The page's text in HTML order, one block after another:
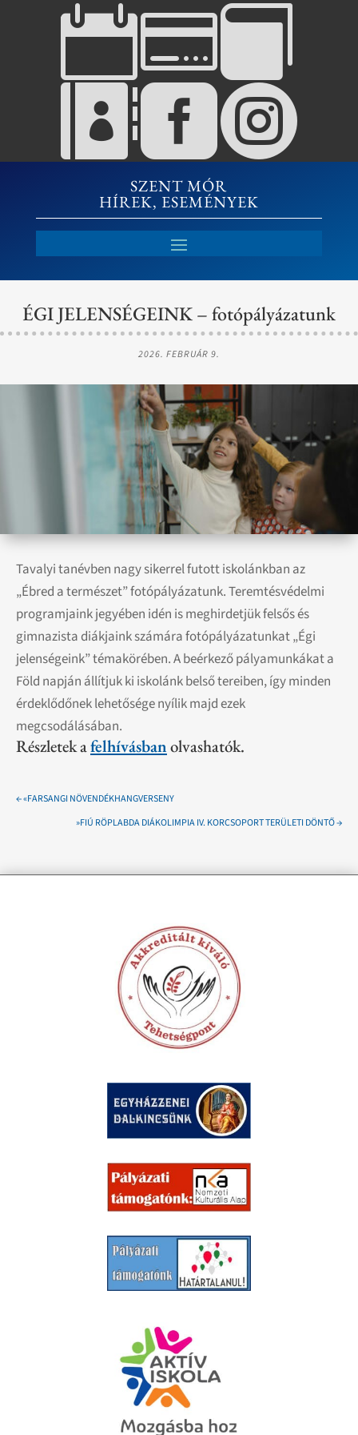


SZENT MÓR
HÍREK, ESEMÉNYEK
ÉGI JELENSÉGEINK – fotópályázatunk
2026. FEBRUÁR 9.
Tavalyi tanévben nagy sikerrel futott iskolánkban az
„Ébred a természet” fotópályázatunk. Teremtésvédelmi
programjaink jegyében idén is meghirdetjük felsős és
gimnazista diákjaink számára fotópályázatunkat „Égi
jelenségeink” témakörében. A beérkező pályamunkákat a
Föld napján állítjuk ki iskolánk belső tereiben, így minden
érdeklődőnek lehetősége nyílik majd ezek
megcsodálásában.
Részletek afelhívásbanolvashatók.
←«FARSANGI NÖVENDÉKHANGVERSENY
»FIÚ RÖPLABDA DIÁKOLIMPIA IV. KORCSOPORT TERÜLETI DÖNTŐ→